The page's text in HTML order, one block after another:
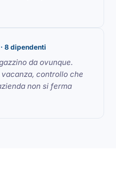
8 dipendenti
da ovunque.
controllo che
non si ferma